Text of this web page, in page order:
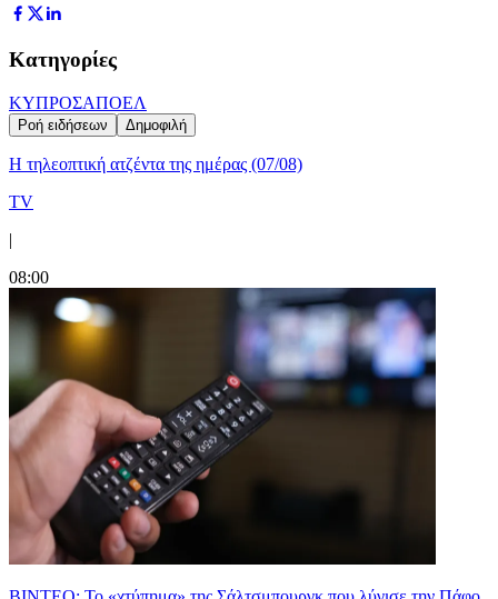
Κατηγορίες
ΚΥΠΡΟΣΑΠΟΕΛ
Ροή ειδήσεων Δημοφιλή
Η τηλεοπτική ατζέντα της ημέρας (07/08)
TV
|
08:00